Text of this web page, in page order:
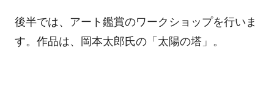
後半では、アート鑑賞のワークショップを行いま
す。作品は、岡本太郎氏の「太陽の塔」。